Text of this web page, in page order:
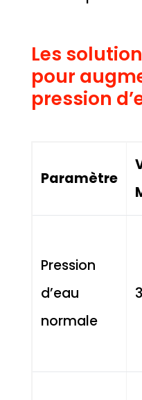
Les
pour
pression
Paramètre
Pression
d’eau
normale
3